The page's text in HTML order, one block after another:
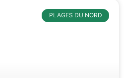
PLAGES DU NORD